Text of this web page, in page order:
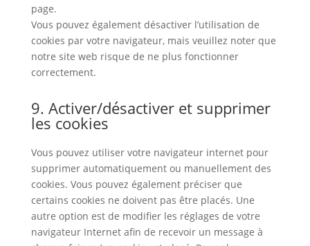
page.
Vous pouvez également désactiver l’utilisation de
cookies par votre navigateur, mais veuillez noter que
notre site web risque de ne plus fonctionner
correctement.
9. Activer/désactiver et supprimer
les cookies
Vous pouvez utiliser votre navigateur internet pour
supprimer automatiquement ou manuellement des
cookies. Vous pouvez également préciser que
certains cookies ne doivent pas être placés. Une
autre option est de modifier les réglages de votre
navigateur Internet afin de recevoir un message à